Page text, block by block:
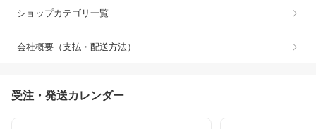
ショップカテゴリ一覧
会社概要（支払・配送方法）
受注・発送カレンダー